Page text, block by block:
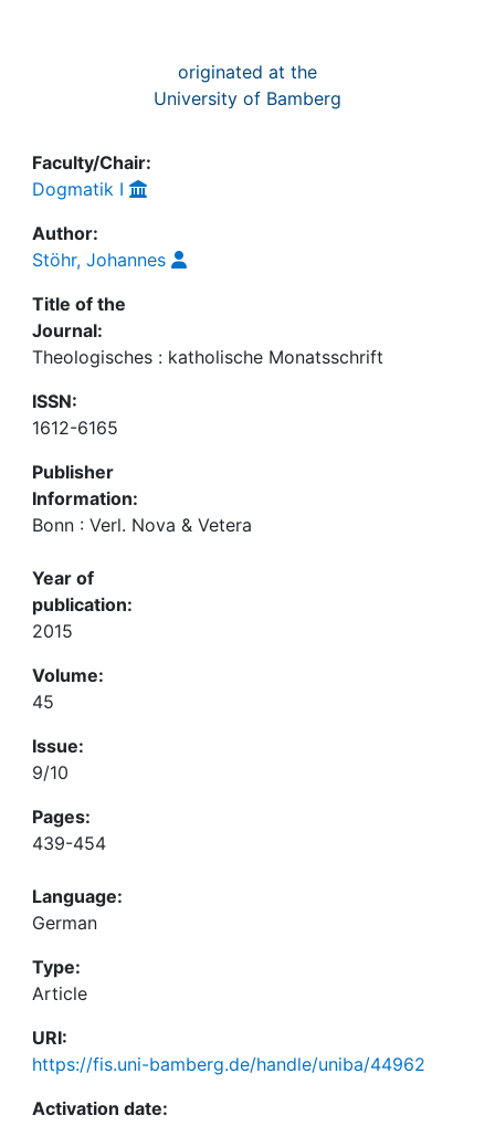
originated at the
University of Bamberg
Faculty/Chair:
Dogmatik I
Author:
Stöhr, Johannes
Title of the
Journal:
Theologisches : katholische Monatsschrift
ISSN:
1612-6165
Publisher
Information:
Bonn : Verl. Nova & Vetera
Year of
publication:
2015
Volume:
45
Issue:
9/10
Pages:
439-454
Language:
German
Type:
Article
URI:
https://fis.uni-bamberg.de/handle/uniba/44962
Activation date: